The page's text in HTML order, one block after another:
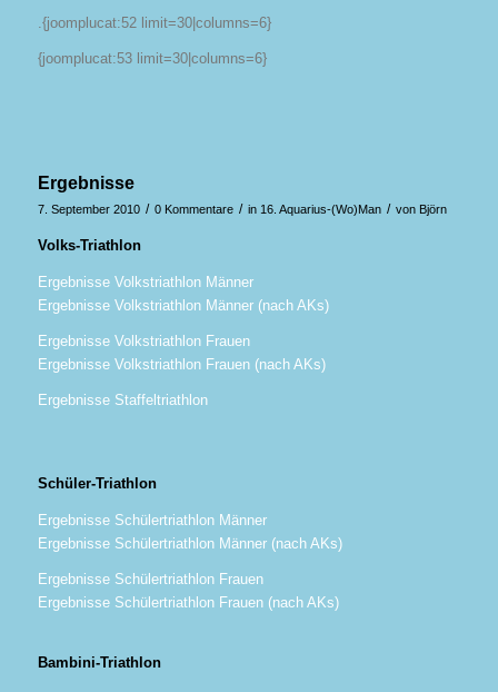
.{joomplucat:52 limit=30|columns=6}
{joomplucat:53 limit=30|columns=6}
Ergebnisse
7. September 2010 / 0 Kommentare / in 16. Aquarius-(Wo)Man / von Björn
Volks-Triathlon
Ergebnisse Volkstriathlon Männer
Ergebnisse Volkstriathlon Männer (nach AKs)
Ergebnisse Volkstriathlon Frauen
Ergebnisse Volkstriathlon Frauen (nach AKs)
Ergebnisse Staffeltriathlon
Schüler-Triathlon
Ergebnisse Schülertriathlon Männer
Ergebnisse Schülertriathlon Männer (nach AKs)
Ergebnisse Schülertriathlon Frauen
Ergebnisse Schülertriathlon Frauen (nach AKs)
Bambini-Triathlon